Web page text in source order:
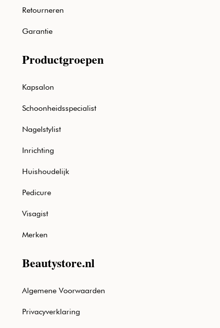
Retourneren
Garantie
Productgroepen
Kapsalon
Schoonheidsspecialist
Nagelstylist
Inrichting
Huishoudelijk
Pedicure
Visagist
Merken
Beautystore.nl
Algemene Voorwaarden
Privacyverklaring